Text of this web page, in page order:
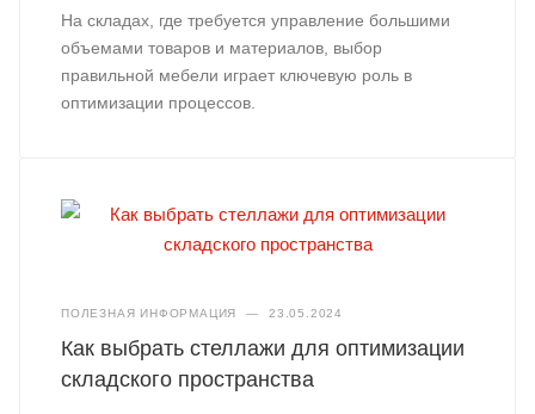
На складах, где требуется управление большими
объемами товаров и материалов, выбор
правильной мебели играет ключевую роль в
оптимизации процессов.
ПОЛЕЗНАЯ ИНФОРМАЦИЯ — 23.05.2024
Как выбрать стеллажи для оптимизации
складского пространства